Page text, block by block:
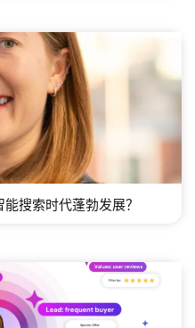
搜索时代蓬勃发展？